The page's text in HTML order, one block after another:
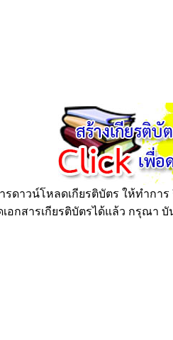
ดาวน์โหลดเกียรติบัตร ให้ทำการ
อกสารเกียรติบัตรได้แล้ว กรุณา